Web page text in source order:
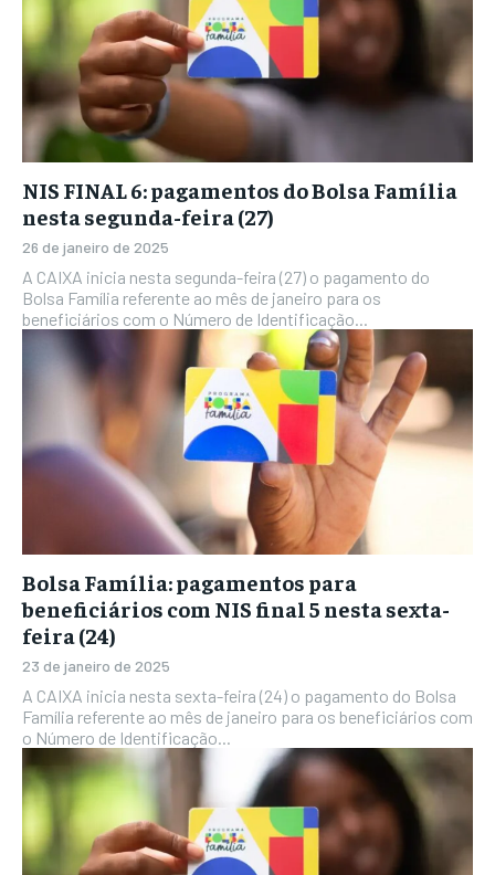
NIS FINAL 6: pagamentos do Bolsa Família
nesta segunda-feira (27)
26 de janeiro de 2025
A CAIXA inicia nesta segunda-feira (27) o pagamento do
Bolsa Família referente ao mês de janeiro para os
beneficiários com o Número de Identificação...
Bolsa Família: pagamentos para
beneficiários com NIS final 5 nesta sexta-
feira (24)
23 de janeiro de 2025
A CAIXA inicia nesta sexta-feira (24) o pagamento do Bolsa
Família referente ao mês de janeiro para os beneficiários com
o Número de Identificação...